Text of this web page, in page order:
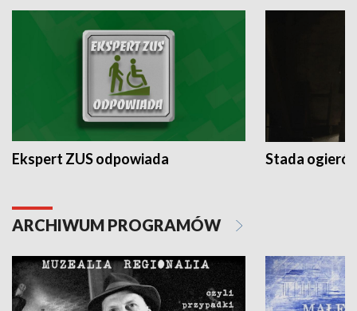
Ekspert ZUS odpowiada Stada
ARCHIWUM PROGRAMÓW